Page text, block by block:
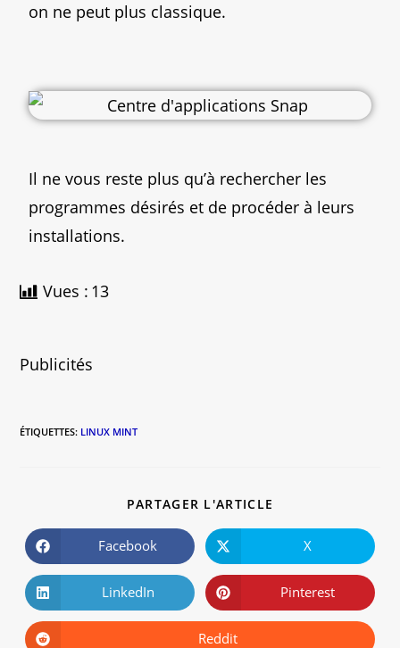
on ne peut plus classique.
Il ne vous reste plus qu’à rechercher les
programmes désirés et de procéder à leurs
installations.
Vues : 13
Publicités
ÉTIQUETTES: LINUX MINT
PARTAGER L'ARTICLE
Facebook X
LinkedIn Pinterest
Reddit